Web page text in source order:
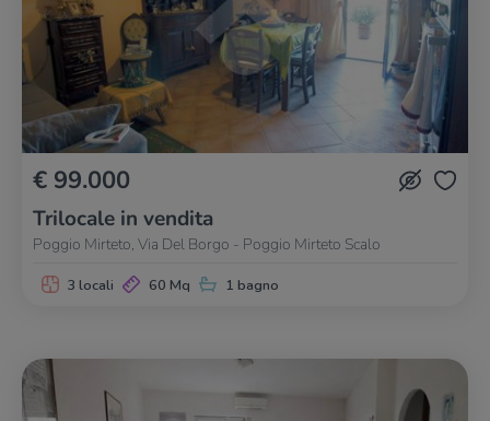
€ 99.000
Trilocale in vendita
Poggio Mirteto, Via Del Borgo - Poggio Mirteto Scalo
3 locali 60 Mq 1 bagno